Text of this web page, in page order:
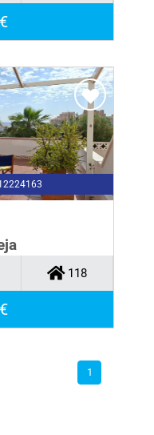
118
1